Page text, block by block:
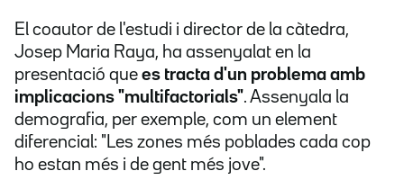
El coautor de l'estudi i director de la càtedra,
Josep Maria Raya, ha assenyalat en la
presentació que es tracta d'un problema amb
implicacions "multifactorials". Assenyala la
demografia, per exemple, com un element
diferencial: "Les zones més poblades cada cop
ho estan més i de gent més jove".